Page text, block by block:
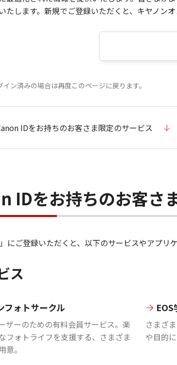
たします。新規でご登録いただくと、キヤノン
イン済みの場合は再度このページに戻ります。
IDをお持ちのお客さま限定のサービス
IDをお持ちのお客さ
」にご登録いただくと、以下のサービスやアプリ
ス
フォトサークル
ザーのための有料会員サービス。楽
フォトライフを支援する、さまざま
意。
EOS
さまざ
や目的